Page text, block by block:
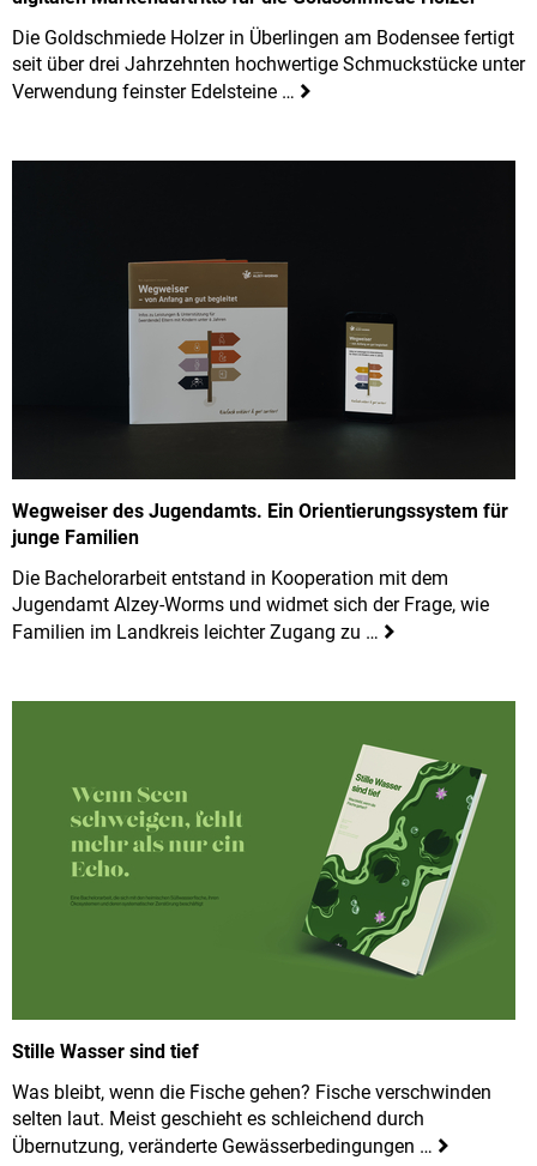
Die Goldschmiede Holzer in Überlingen am Bodensee fertigt
seit über drei Jahrzehnten hochwertige Schmuckstücke unter
Verwendung feinster Edelsteine …
Wegweiser des Jugendamts. Ein Orientierungssystem für
junge Familien
Die Bachelorarbeit entstand in Kooperation mit dem
Jugendamt Alzey-Worms und widmet sich der Frage, wie
Familien im Landkreis leichter Zugang zu …
Stille Wasser sind tief
Was bleibt, wenn die Fische gehen? Fische verschwinden
selten laut. Meist geschieht es schleichend durch
Übernutzung, veränderte Gewässerbedingungen …